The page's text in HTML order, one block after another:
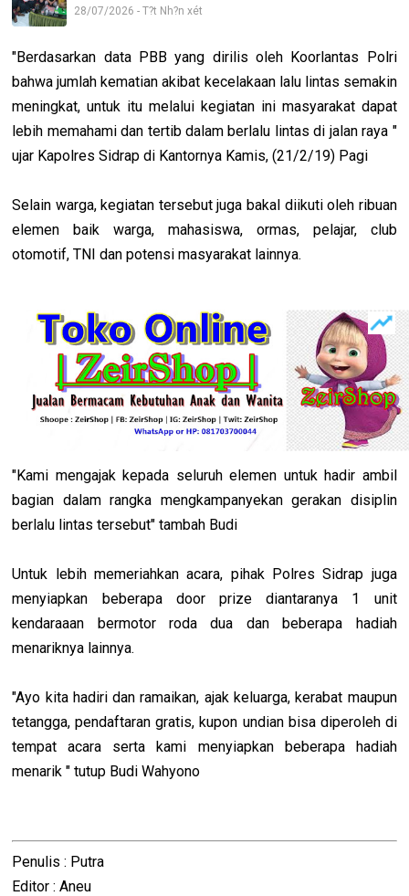
28/07/2026 - T?t Nh?n xét
"Berdasarkan data PBB yang dirilis oleh Koorlantas Polri
bahwa jumlah kematian akibat kecelakaan lalu lintas semakin
meningkat, untuk itu melalui kegiatan ini masyarakat dapat
lebih memahami dan tertib dalam berlalu lintas di jalan raya "
ujar Kapolres Sidrap di Kantornya Kamis, (21/2/19) Pagi
Selain warga, kegiatan tersebut juga bakal diikuti oleh ribuan
elemen baik warga, mahasiswa, ormas, pelajar, club
otomotif, TNI dan potensi masyarakat lainnya.
"Kami mengajak kepada seluruh elemen untuk hadir ambil
bagian dalam rangka mengkampanyekan gerakan disiplin
berlalu lintas tersebut" tambah Budi
Untuk lebih memeriahkan acara, pihak Polres Sidrap juga
menyiapkan beberapa door prize diantaranya 1 unit
kendaraaan bermotor roda dua dan beberapa hadiah
menariknya lainnya.
"Ayo kita hadiri dan ramaikan, ajak keluarga, kerabat maupun
tetangga, pendaftaran gratis, kupon undian bisa diperoleh di
tempat acara serta kami menyiapkan beberapa hadiah
menarik " tutup Budi Wahyono
Penulis : Putra
Editor : Aneu